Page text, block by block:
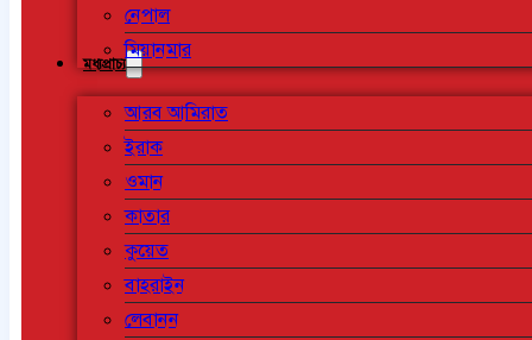
নেপাল
মিয়ানমার
মধ্যপ্রাচ্য
আরব আমিরাত
ইরাক
ওমান
কাতার
কুয়েত
বাহরাইন
লেবানন